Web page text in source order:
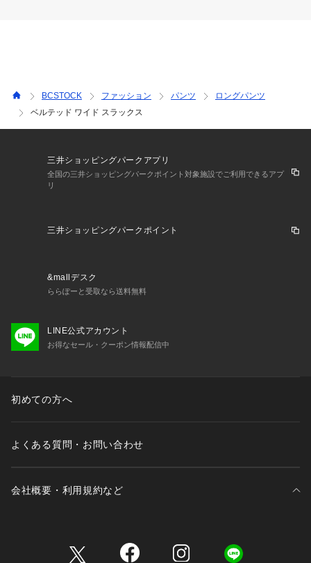
BCSTOCK ファッション パンツ
ロングパンツ
ベルテッド ワイド スラックス
三井ショッピングパークアプリ
全国の三井ショッピングパークポイント対象施設でご利用できるアプ
リ
三井ショッピングパークポイント
&mallデスク
ららぽーと受取なら送料無料
LINE公式アカウント
お得なセール・クーポン情報配信中
初めての方へ
よくある質問・お問い合わせ
会社概要・利用規約など